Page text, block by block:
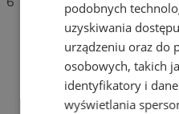
podobnych
uzyskiwania
urządzeniu oraz do
osobowych, takich
identyfikatory i
wyświetlania